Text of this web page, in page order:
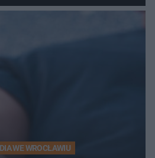
na ich temat
WE WROCŁAWIU